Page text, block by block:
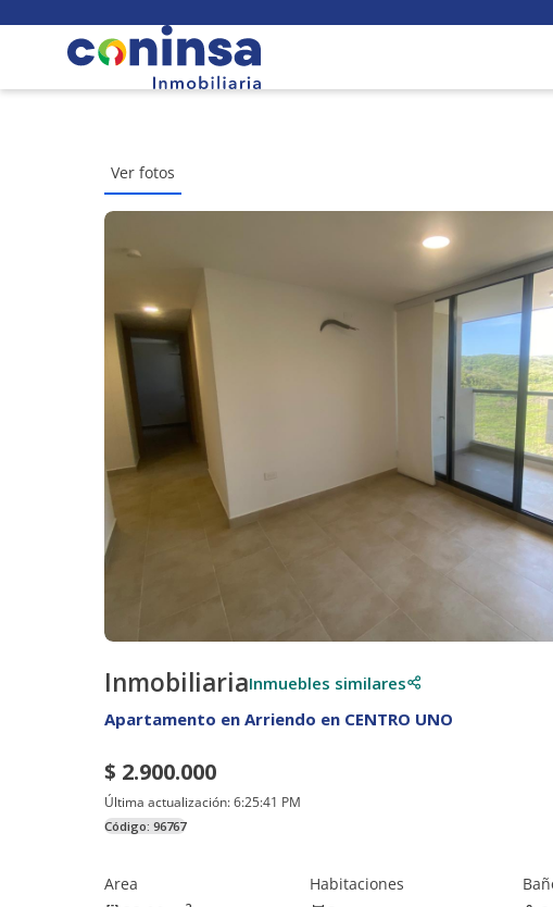
Ver fotos
InmobiliariaInmuebles similares
Apartamento en Arriendo en CENTRO UNO
$ 2.900.000
Última actualización:6:25:41 PM
Código: 96767
Area Habitaciones